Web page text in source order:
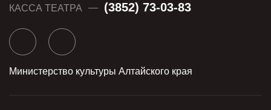
КАССА ТЕАТРА (3852) 73-03-83
Министерство культуры Алтайского края